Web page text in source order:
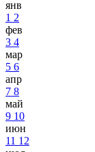
янв
1 2
фев
3 4
мар
5 6
апр
7 8
май
9 10
июн
11 12